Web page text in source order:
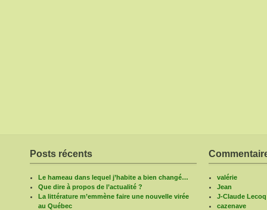
Posts récents
Le hameau dans lequel j’habite a bien changé…
Que dire à propos de l’actualité ?
La littérature m’emmène faire une nouvelle virée
au Québec
valérie
Jean
J-Claude Lecoq
cazenave